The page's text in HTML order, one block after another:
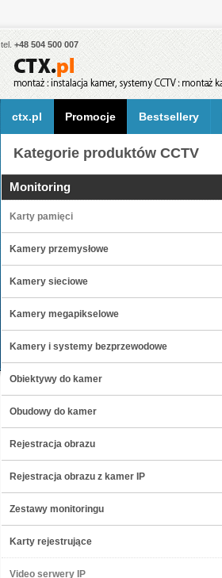
tel. +48 504 500 007
ctx.pl Promocje Bestsellery
Kategorie produktów CCTV
Monitoring
Karty pamięci
Kamery przemysłowe
Kamery sieciowe
Kamery megapikselowe
Kamery i systemy bezprzewodowe
Obiektywy do kamer
Obudowy do kamer
Rejestracja obrazu
Rejestracja obrazu z kamer IP
Zestawy monitoringu
Karty rejestrujące
Video serwery IP